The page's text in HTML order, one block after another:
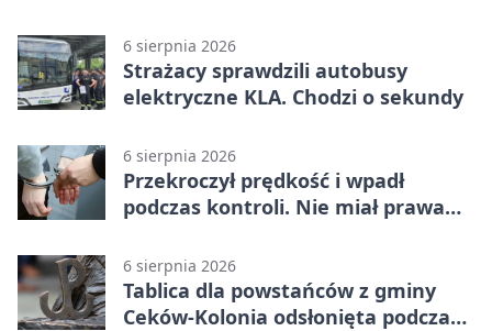
6 sierpnia 2026
Strażacy sprawdzili autobusy
elektryczne KLA. Chodzi o sekundy
6 sierpnia 2026
Przekroczył prędkość i wpadł
podczas kontroli. Nie miał prawa
6 sierpnia 2026
Tablica dla powstańców z gminy
Ceków-Kolonia odsłonięta podczas